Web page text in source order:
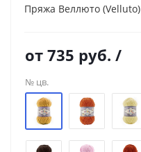
Пряжа Веллюто (Velluto)
от 735 руб. /
№ цв.